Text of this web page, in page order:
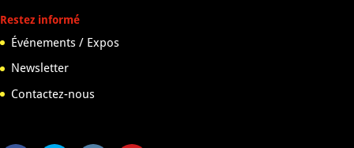
Restez informé
Événements / Expos
Newsletter
Contactez-nous